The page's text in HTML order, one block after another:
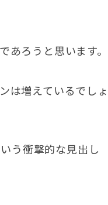
ろうと思います。
は増えているでしょ
う衝撃的な見出し